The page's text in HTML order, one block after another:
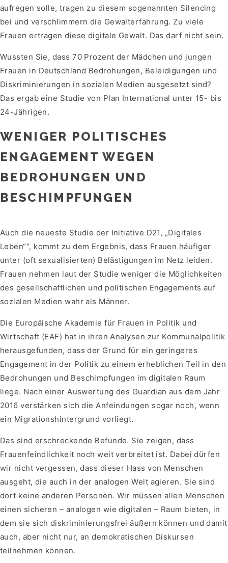
aufregen solle, tragen zu diesem sogenannten Silencing
bei und verschlimmern die Gewalterfahrung. Zu viele
Frauen ertragen diese digitale Gewalt. Das darf nicht sein.
Wussten Sie, dass 70 Prozent der Mädchen und jungen
Frauen in Deutschland Bedrohungen, Beleidigungen und
Diskriminierungen in sozialen Medien ausgesetzt sind?
Das ergab eine Studie von Plan International unter 15- bis
24-Jährigen.
WENIGER POLITISCHES
ENGAGEMENT WEGEN
BEDROHUNGEN UND
BESCHIMPFUNGEN
Auch die neueste Studie der Initiative D21, „Digitales
Leben““, kommt zu dem Ergebnis, dass Frauen häufiger
unter (oft sexualisierten) Belästigungen im Netz leiden.
Frauen nehmen laut der Studie weniger die Möglichkeiten
des gesellschaftlichen und politischen Engagements auf
sozialen Medien wahr als Männer.
Die Europäische Akademie für Frauen in Politik und
Wirtschaft (EAF) hat in ihren Analysen zur Kommunalpolitik
herausgefunden, dass der Grund für ein geringeres
Engagement in der Politik zu einem erheblichen Teil in den
Bedrohungen und Beschimpfungen im digitalen Raum
liege. Nach einer Auswertung des Guardian aus dem Jahr
2016 verstärken sich die Anfeindungen sogar noch, wenn
ein Migrationshintergrund vorliegt.
Das sind erschreckende Befunde. Sie zeigen, dass
Frauenfeindlichkeit noch weit verbreitet ist. Dabei dürfen
wir nicht vergessen, dass dieser Hass von Menschen
ausgeht, die auch in der analogen Welt agieren. Sie sind
dort keine anderen Personen. Wir müssen allen Menschen
einen sicheren – analogen wie digitalen – Raum bieten, in
dem sie sich diskriminierungsfrei äußern können und damit
auch, aber nicht nur, an demokratischen Diskursen
teilnehmen können.